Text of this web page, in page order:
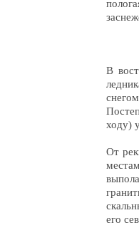
В
ходу)
От
его